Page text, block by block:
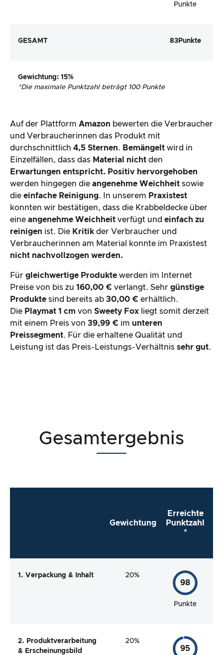
Punkte
GESAMT 83Punkte
Gewichtung: 15%
*Die maximale Punktzahl beträgt 100 Punkte
Auf der Plattform Amazon bewerten die Verbraucher
und Verbraucherinnen das Produkt mit
durchschnittlich 4,5 Sternen. Bemängelt wird in
Einzelfällen, dass das Material nicht den
Erwartungen entspricht. Positiv hervorgehoben
werden hingegen die angenehme Weichheit sowie
die einfache Reinigung. In unserem Praxistest
konnten wir bestätigen, dass die Krabbeldecke über
eine angenehme Weichheit verfügt und einfach zu
reinigen ist. Die Kritik der Verbraucher und
Verbraucherinnen am Material konnte im Praxistest
nicht nachvollzogen werden.
Für gleichwertige Produkte werden im Internet
Preise von bis zu 160,00 € verlangt. Sehr günstige
Produkte sind bereits ab 30,00 € erhältlich.
Die Playmat 1 cm von Sweety Fox liegt somit derzeit
mit einem Preis von 39,99 € im unteren
Preissegment. Für die erhaltene Qualität und
Leistung ist das Preis-Leistungs-Verhältnis sehr gut.
Gesamtergebnis
Gewichtung
Erreichte
Punktzahl
*
1. Verpackung & Inhalt 20%
98
Punkte
2. Produktverarbeitung
& Erscheinungsbild
20%
95